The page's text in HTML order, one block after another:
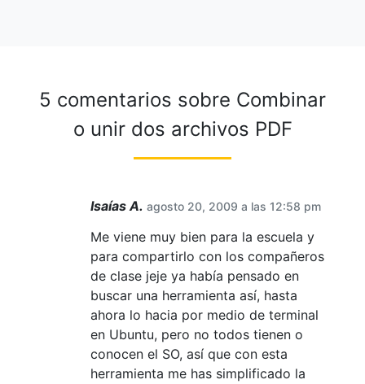
5 comentarios sobre Combinar
o unir dos archivos PDF
Isaías A. agosto 20, 2009 a las 12:58 pm
Me viene muy bien para la escuela y
para compartirlo con los compañeros
de clase jeje ya había pensado en
buscar una herramienta así, hasta
ahora lo hacia por medio de terminal
en Ubuntu, pero no todos tienen o
conocen el SO, así que con esta
herramienta me has simplificado la